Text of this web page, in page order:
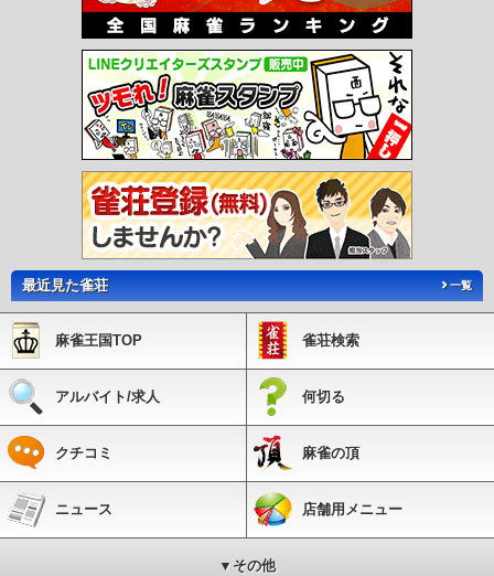
最近見た雀荘 一覧
麻雀王国TOP 雀荘検索
アルバイト/求人 何切る
クチコミ 麻雀の頂
ニュース 店舗用メニュー
▼その他